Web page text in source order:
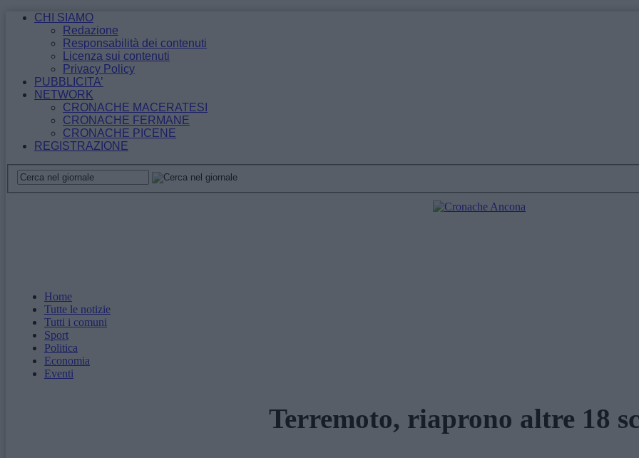
CHI SIAMO
Redazione
Responsabilità dei contenuti
Licenza sui contenuti
Privacy Policy
PUBBLICITA’
NETWORK
CRONACHE MACERATESI
CRONACHE FERMANE
CRONACHE PICENE
REGISTRAZIONE
Home
Tutte le notizie
Tutti i comuni
Sport
Politica
Economia
Eventi
Terremoto, riaprono altre 18